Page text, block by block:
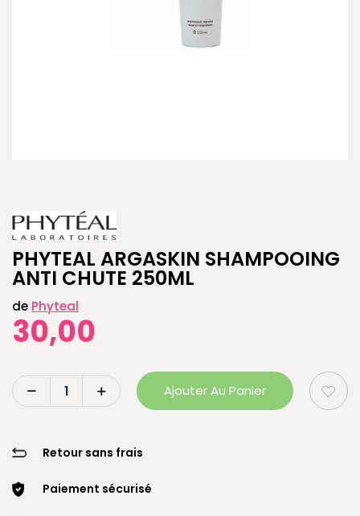
PHYTEAL ARGASKIN SHAMPOOING
ANTI CHUTE 250ML
de Phyteal
30,00
Ajouter Au Panier
Retour sans frais
Paiement sécurisé